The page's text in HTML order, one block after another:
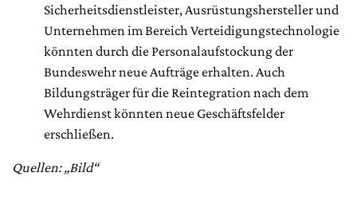
Sicherheitsdienstleister, Ausrüstungshersteller und
Unternehmen im Bereich Verteidigungstechnologie
könnten durch die Personalaufstockung der
Bundeswehr neue Aufträge erhalten. Auch
Bildungsträger für die Reintegration nach dem
Wehrdienst könnten neue Geschäftsfelder
erschließen.
Quellen: „Bild“